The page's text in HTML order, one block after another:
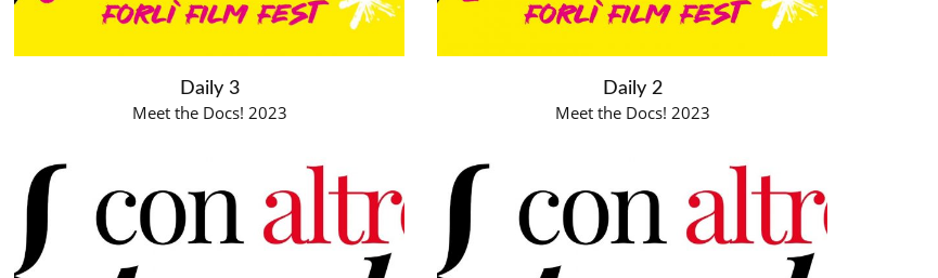
Daily 3
Meet the Docs! 2023
Daily 2
Meet the Docs! 2023